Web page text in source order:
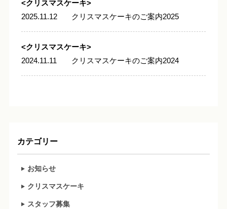
<クリスマスケーキ>
2025.11.12
クリスマスケーキのご案内2025
<クリスマスケーキ>
2024.11.11
クリスマスケーキのご案内2024
カテゴリー
お知らせ
クリスマスケーキ
スタッフ募集